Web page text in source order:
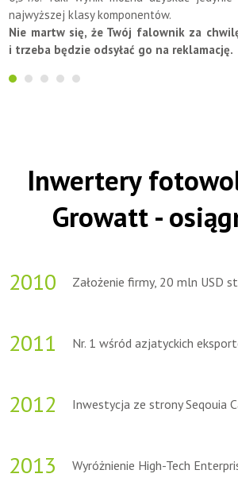
najwyższej klasy komponentów.
Nie martw się, że Twój falownik za
i trzeba będzie odsyłać go na reklamację.
Inwertery
Growatt -
2010 Założenie firmy, 20 mln USD
2011 Nr. 1 wśród azjatyckich
2012 Inwestycja ze strony Seqouia
2013 Wyróżnienie High-Tech